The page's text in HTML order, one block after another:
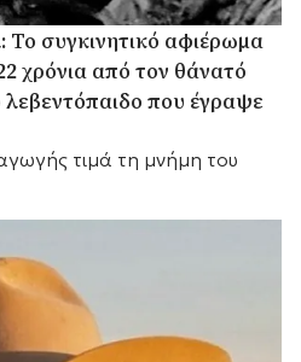
συγκινητικό αφιέρωμα
χρόνια από τον θάνατό
που έγραψε
τιμά τη μνήμη του